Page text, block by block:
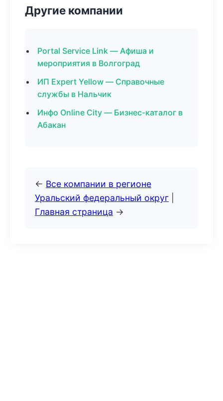
Другие компании
Portal Service Link — Афиша и
мероприятия в Волгоград
ИП Expert Yellow — Справочные
службы в Нальчик
Инфо Online City — Бизнес-каталог в
Абакан
← Все компании в регионе
Уральский федеральный округ
Главная страница →